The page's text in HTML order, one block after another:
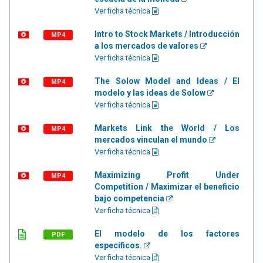
Ver ficha técnica
MP4
Intro to Stock Markets / Introducción
a los mercados de valores
Ver ficha técnica
MP4
The Solow Model and Ideas / El
modelo y las ideas de Solow
Ver ficha técnica
MP4
Markets Link the World / Los
mercados vinculan el mundo
Ver ficha técnica
MP4
Maximizing Profit Under
Competition / Maximizar el beneficio
bajo competencia
Ver ficha técnica
PDF
El modelo de los factores
específicos.
Ver ficha técnica